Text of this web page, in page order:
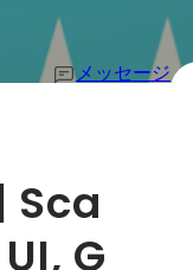
メッセージ
Sca
G